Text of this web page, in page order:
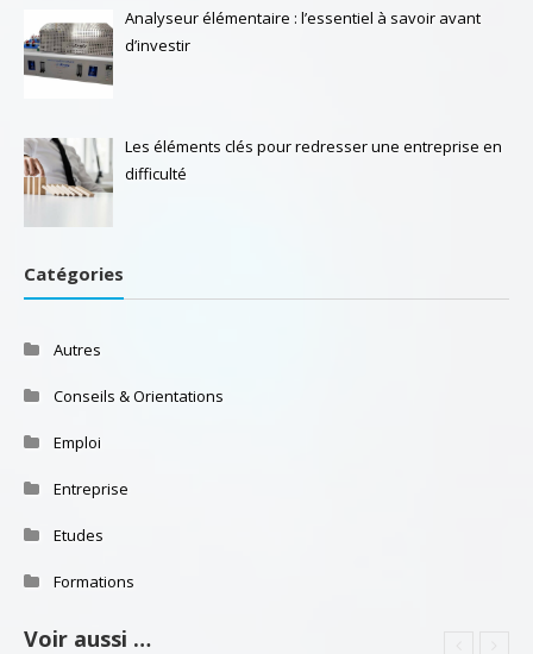
Analyseur élémentaire : l’essentiel à savoir avant
d’investir
Les éléments clés pour redresser une entreprise en
difficulté
Catégories
Autres
Conseils & Orientations
Emploi
Entreprise
Etudes
Formations
Voir aussi …